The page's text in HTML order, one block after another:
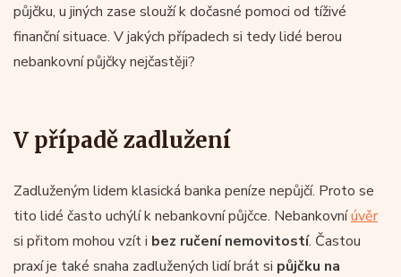
půjčku, u jiných zase slouží k dočasné pomoci od tíživé
finanční situace. V jakých případech si tedy lidé berou
nebankovní půjčky nejčastěji?
V případě zadlužení
Zadluženým lidem klasická banka peníze nepůjčí. Proto se
tito lidé často uchýlí k nebankovní půjčce. Nebankovníúvěr
si přitom mohou vzít i bez ručení nemovitostí. Častou
praxí je také snaha zadlužených lidí brát si půjčku na